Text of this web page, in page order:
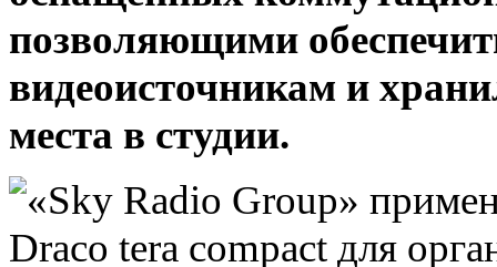
позволяющими
видеоисточникам и
места в студии.